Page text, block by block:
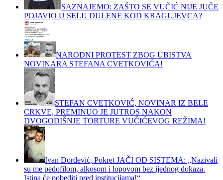
SAZNAJEMO: ZAŠTO SE VUČIĆ NIJE JUČE
POJAVIO U SELU DULENE KOD KRAGUJEVCA?
NARODNI PROTEST ZBOG UBISTVA
NOVINARA STEFANA CVETKOVIĆA!
STEFAN CVETKOVIĆ, NOVINAR IZ BELE
CRKVE, PREMINUO JE JUTROS NAKON
DVOGODIŠNJE TORTURE VUČIĆEVOG REŽIMA!
Ivan Đorđević, Pokret JAČI OD SISTEMA: „Nazivali
su me pedofilom, alkosom i lopovom bez ijednog dokaza.
Istina će pobediti pred institucijama!“